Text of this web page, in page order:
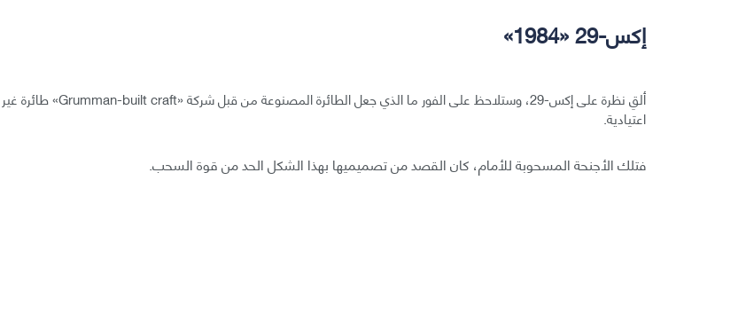
إكس-29 «1984»
ألقِ نظرة على إكس-29، وستلاحظ على الفور ما الذي جعل الطائرة المصنوعة من قبل شركة «Grumman-built craft» طائرة غير
اعتيادية.
فتلك الأجنحة المسحوبة للأمام، كان القصد من تصميميها بهذا الشكل الحد من قوة السحب.